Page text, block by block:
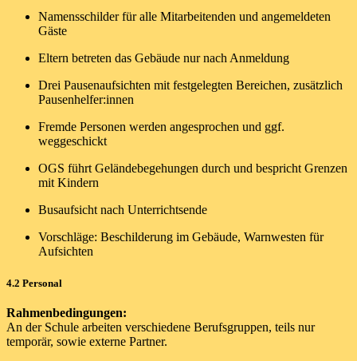
Namensschilder für alle Mitarbeitenden und angemeldeten
Gäste
Eltern betreten das Gebäude nur nach Anmeldung
Drei Pausenaufsichten mit festgelegten Bereichen, zusätzlich
Pausenhelfer:innen
Fremde Personen werden angesprochen und ggf.
weggeschickt
OGS führt Geländebegehungen durch und bespricht Grenzen
mit Kindern
Busaufsicht nach Unterrichtsende
Vorschläge: Beschilderung im Gebäude, Warnwesten für
Aufsichten
4.2 Personal
Rahmenbedingungen:
An der Schule arbeiten verschiedene Berufsgruppen, teils nur
temporär, sowie externe Partner.